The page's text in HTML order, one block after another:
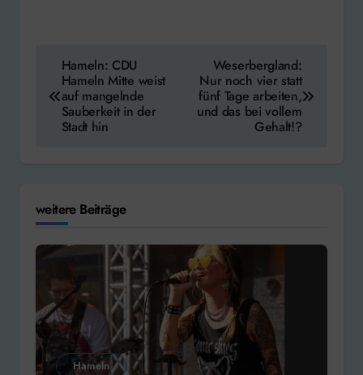
Beitragsnavigation
Hameln: CDU
Hameln Mitte weist
auf mangelnde
Sauberkeit in der
Stadt hin
Weserbergland:
Nur noch vier statt
fünf Tage arbeiten,
und das bei vollem
Gehalt!?
weitere Beiträge
Hameln